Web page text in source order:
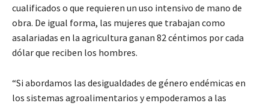
cualificados o que requieren un uso intensivo de mano de
obra. De igual forma, las mujeres que trabajan como
asalariadas en la agricultura ganan 82 céntimos por cada
dólar que reciben los hombres.
“Si abordamos las desigualdades de género endémicas en
los sistemas agroalimentarios y empoderamos a las